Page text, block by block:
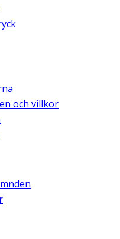
och villkor